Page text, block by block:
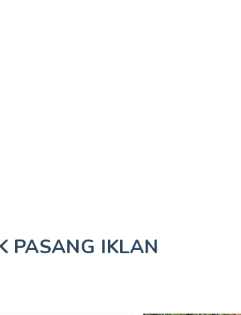
PASANG IKLAN